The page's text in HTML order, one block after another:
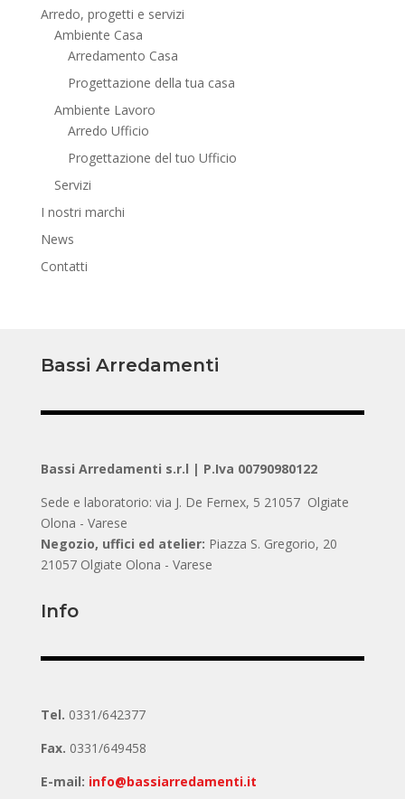
Arredo, progetti e servizi
Ambiente Casa
Arredamento Casa
Progettazione della tua casa
Ambiente Lavoro
Arredo Ufficio
Progettazione del tuo Ufficio
Servizi
I nostri marchi
News
Contatti
Bassi Arredamenti
Bassi Arredamenti s.r.l | P.Iva 00790980122
Sede e laboratorio: via J. De Fernex, 5 21057 Olgiate
Olona - Varese
Negozio, uffici ed atelier: Piazza S. Gregorio, 20
21057 Olgiate Olona - Varese
Info
Tel. 0331/642377
Fax. 0331/649458
E-mail: info@bassiarredamenti.it